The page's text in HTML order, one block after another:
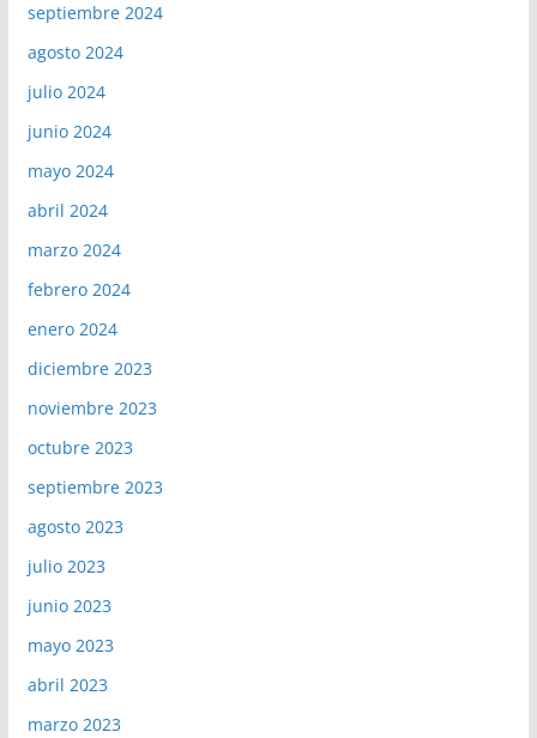
septiembre 2024
agosto 2024
julio 2024
junio 2024
mayo 2024
abril 2024
marzo 2024
febrero 2024
enero 2024
diciembre 2023
noviembre 2023
octubre 2023
septiembre 2023
agosto 2023
julio 2023
junio 2023
mayo 2023
abril 2023
marzo 2023